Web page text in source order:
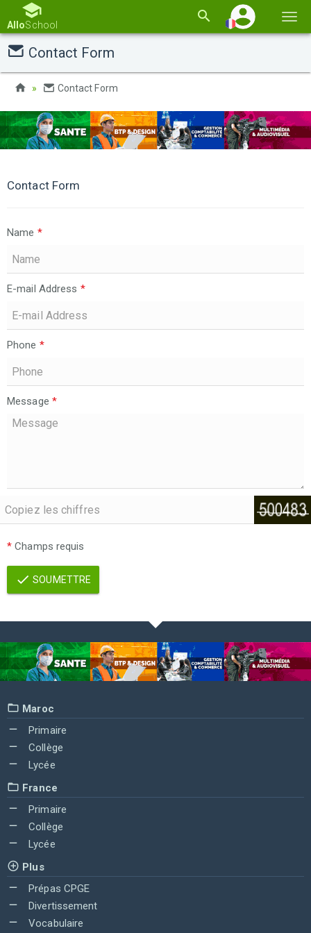
la
AlloSchool
Contact Form
Contact Form
Contact Form
Name *
E-mail Address *
Phone *
Message *
* Champs requis
SOUMETTRE
Maroc
Primaire
Collège
Lycée
France
Primaire
Collège
Lycée
Plus
Prépas CPGE
Divertissement
Vocabulaire